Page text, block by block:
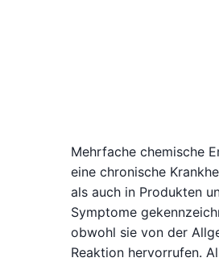
Mehrfache chemische
eine chronische
als auch in Produkten
Symptome
obwohl sie von der
Reaktion hervorrufen.